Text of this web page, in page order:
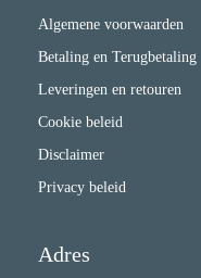
Algemene voorwaarden
Betaling en Terugbetaling
Leveringen en retouren
Cookie beleid
Disclaimer
Privacy beleid
Adres